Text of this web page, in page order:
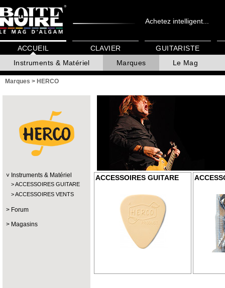
Achetez intelligent...
ACCUEIL
Instruments & Matériel
Marques Le Mag
CLAVIER GUITARISTE
Marques > HERCO
Instruments & Matériel
ACCESSOIRES GUITARE
ACCESSOIRES VENTS
Forum
Magasins
ACCESSOIRES GUITARE